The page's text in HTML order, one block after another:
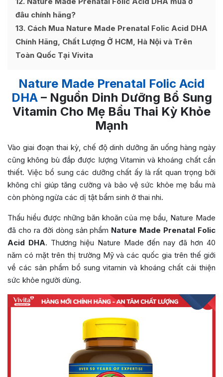
đâu chính hãng?
13 Cách Mua Nature Made Prenatal Folic Acid DHA
Chính Hãng, Chất Lượng Ở HCM, Hà Nội và Trên
Toàn Quốc Tại Vivita
Nature Made Prenatal Folic Acid
DHA– Nguồn Dinh Dưỡng Bổ Sung
Vitamin Cho Mẹ Bầu Thai Kỳ Khỏe
Mạnh
Vào giai đoạn thai kỳ, chế độ dinh dưỡng ăn uống hàng ngày
cũng không bù đắp được lượng Vitamin và khoáng chất cần
thiết. Việc bổ sung các dưỡng chất ấy là rất quan trọng bởi
không chỉ giúp tăng cường và bảo vệ sức khỏe mẹ bầu mà
còn phòng ngừa các dị tật bẩm sinh ở thai nhi.
Thấu hiểu được những băn khoăn của mẹ bầu, Nature Made
đã cho ra đời dòng sản phẩm Nature Made Prenatal Folic
Acid DHA. Thương hiệu Nature Made đến nay đã hơn 40
năm có mặt trên thị trường Mỹ và các quốc gia trên thế giới
về các sản phẩm bổ sung vitamin và khoáng chất cải thiện
sức khỏe người dùng.